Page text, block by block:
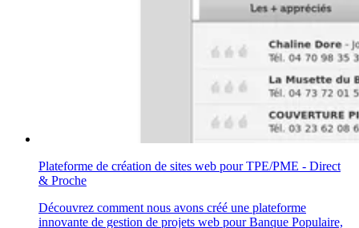
Plateforme de création de sites web pour TPE/PME - Direct
& Proche
Découvrez comment nous avons créé une plateforme
innovante de gestion de projets web pour Banque Populaire,